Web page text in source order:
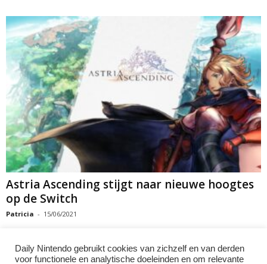
Astria Ascending stijgt naar nieuwe hoogtes
op de Switch
Patricia - 15/06/2021
Daily Nintendo gebruikt cookies van zichzelf en van derden
voor functionele en analytische doeleinden en om relevante